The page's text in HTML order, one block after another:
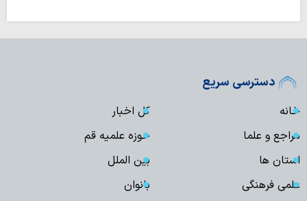
دسترسی سریع
خانه
کل اخبار
مراجع و علما
حوزه علمیه قم
استان ها
بین الملل
علمی فرهنگی
بانوان